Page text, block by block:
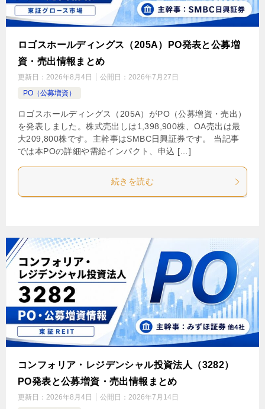
ロゴスホールディングス（205A）PO発表と公募増
資・売出情報まとめ
更新日： 2026年8月4日 公開日： 2026年7月27日
PO（公募増資）
ロゴスホールディングス（205A）がPO（公募増資・売出）
を発表しました。株式売出しは1,398,900株、OA売出は最
大209,800株です。主幹事はSMBC日興証券です。 当記事
では本POの詳細や需給インパクト、申込 […]
続きを読む
コンフォリア・レジデンシャル投資法人（3282）
PO発表と公募増資・売出情報まとめ
更新日： 2026年8月4日 公開日： 2026年7月14日